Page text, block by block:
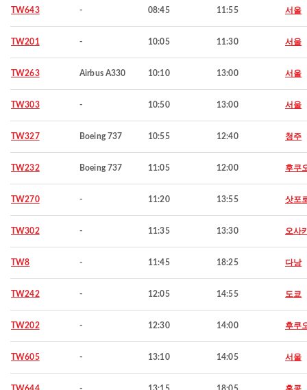
TW643 - 08:45 11:55 서울
TW201 - 10:05 11:30 서울
TW263 Airbus A330 10:10 13:00 서울
TW303 - 10:50 13:00 서울
TW327 Boeing 737 10:55 12:40 청주
TW232 Boeing 737 11:05 12:00 후쿠
TW270 - 11:20 13:55 삿포
TW302 - 11:35 13:30 오사
TW8 - 11:45 18:25 다낭
TW242 - 12:05 14:55 도쿄
TW202 - 12:30 14:00 후쿠
TW605 - 13:10 14:05 서울